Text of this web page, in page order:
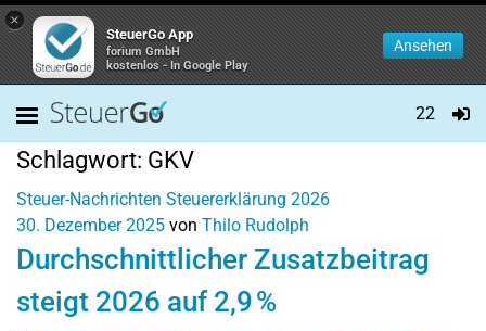
×
SteuerGo App
forium GmbH
kostenlos - In Google Play
Ansehen
22
Schlagwort: GKV
Steuer-Nachrichten Steuererklärung 2026
30. Dezember 2025 von Thilo Rudolph
Durchschnittlicher Zusatzbeitrag
steigt 2026 auf 2,9 %